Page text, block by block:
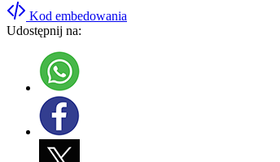
Kod embedowania
Udostępnij na: